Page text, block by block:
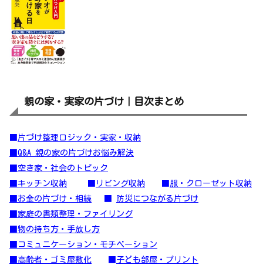
親の家・実家の片づけ｜目次まとめ
片づけ整理ロジック・実家・収納
■Q&A 親の家の片づけお悩み解決
■空き家・社会のトピック
■キッチン収納
リビング収納
服・クローゼット収納
■お金の片づけ・相続
防災につながる片づけ
■家庭の書類整理・ファイリング
■物の持ち方・手放し方
■コミュニケーション・モチベーション
■高齢者・ゴミ屋敷化
子ども部屋・プリント